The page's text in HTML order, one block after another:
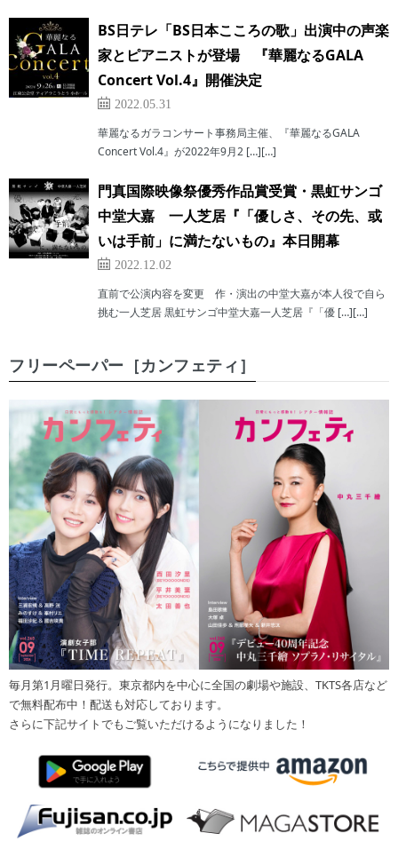
BS日テレ「BS日本こころの歌」出演中の声楽
家とピアニストが登場 『華麗なるGALA
Concert Vol.4』開催決定
2022.05.31
華麗なるガラコンサート事務局主催、『華麗なるGALA
Concert Vol.4』が2022年9月2 […][…]
門真国際映像祭優秀作品賞受賞・黒虹サンゴ
中堂大嘉 一人芝居『「優しさ、その先、或
いは手前」に満たないもの』本日開幕
2022.12.02
直前で公演内容を変更 作・演出の中堂大嘉が本人役で自ら
挑む一人芝居 黒虹サンゴ中堂大嘉一人芝居『「優 […][…]
フリーペーパー［カンフェティ］
毎月第1月曜日発行。東京都内を中心に全国の劇場や施設、TKTS各店など
で無料配布中！配送も対応しております。
さらに下記サイトでもご覧いただけるようになりました！